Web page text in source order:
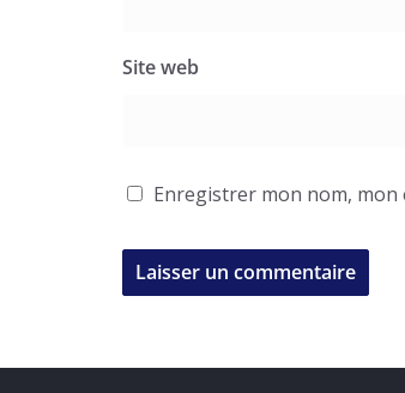
Site web
Enregistrer mon nom,